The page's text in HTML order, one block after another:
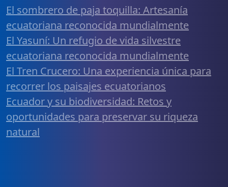
El sombrero de paja toquilla: Artesanía
ecuatoriana reconocida mundialmente
El Yasuní: Un refugio de vida silvestre
ecuatoriana reconocida mundialmente
El Tren Crucero: Una experiencia única para
recorrer los paisajes ecuatorianos
Ecuador y su biodiversidad: Retos y
oportunidades para preservar su riqueza
natural